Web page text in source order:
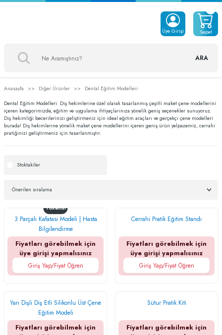
ARA
Üye Girişi Sepet
Anasayfa Diğer Ürünler
Dental Eğitim Modelleri
Dental Eğitim Modelleri: Diş hekimlerine özel olarak tasarlanmış çeşitli maket çene modellerini
içeren kategorimizde, eğitim ve uygulama ihtiyaçlarınıza yönelik geniş seçenekler sunuyoruz.
Diş hekimliği becerilerinizi geliştirmeniz için ideal eğitim araçları ve gerçekçi çene modelleri
burada! Diş hekimlerine yönelik maket çene modellerini içeren geniş ürün yelpazemiz, cerrahi
pratiğinizi geliştirmeniz için tasarlanmıştır.
Stoktakiler
Tükendi
3 Parçalı Kafatası Modeli | Hasta
Bilgilendirme
Fiyatları görebilmek için
üye girişi yapmalısınız
Giriş Yap/Fiyat Öğren
Cerrahi Pratik Eğitim Standı
Fiyatları görebilmek için
üye girişi yapmalısınız
Giriş Yap/Fiyat Öğren
Yarı Dişli Diş Etli Silikonlu Üst Çene
Eğitim Modeli
Fiyatları görebilmek için
Sütur Pratik Kiti
Fiyatları görebilmek için